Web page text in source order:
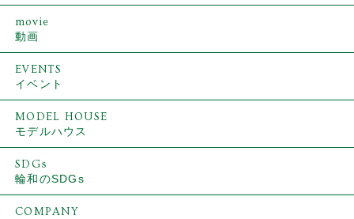
- COMMITMENTこだわり
- SERVICE
- FLOW家づくりの流れ
movie
動画
EVENTS
イベント
MODEL HOUSE
モデルハウス
SDGs
輪和のSDGs
COMPANY